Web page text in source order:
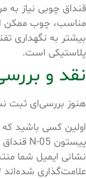
قنداق چوبی نیاز به
مناسب، چوب ممکن
بیشتر به نگهداری
پلاستیکی است.
نقد و
هنوز بررسی‌ای ثبت
اولین کسی باشید که
پیستون N-05 قنداق چوب”
نشانی ایمیل شما
علامت‌گذاری شده‌اند